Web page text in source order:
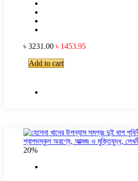
৳ 3231.00 ৳ 1453.95
Add to cart
20%